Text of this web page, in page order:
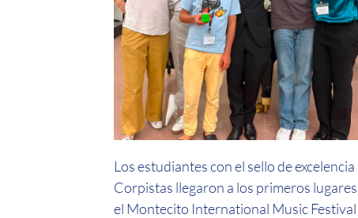
Los estudiantes con el sello de excelencia
Corpistas llegaron a los primeros
el Montecito International Music Festival